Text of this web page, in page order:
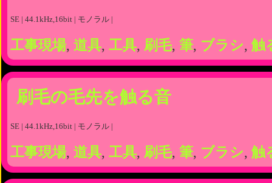
SE | 44.1kHz,16bit | モノラル |
工事現場, 道具, 工具, 刷毛, 筆, ブラシ, 触
刷毛の毛先を触る音
SE | 44.1kHz,16bit | モノラル |
工事現場, 道具, 工具, 刷毛, 筆, ブラシ, 触